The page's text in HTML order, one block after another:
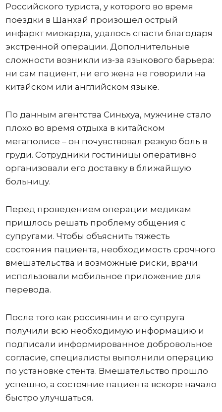
Российского туриста, у которого во время
поездки в Шанхай произошел острый
инфаркт миокарда, удалось спасти благодаря
экстренной операции. Дополнительные
сложности возникли из-за языкового барьера:
ни сам пациент, ни его жена не говорили на
китайском или английском языке.
По данным агентства Синьхуа, мужчине стало
плохо во время отдыха в китайском
мегаполисе – он почувствовал резкую боль в
груди. Сотрудники гостиницы оперативно
организовали его доставку в ближайшую
больницу.
Перед проведением операции медикам
пришлось решать проблему общения с
супругами. Чтобы объяснить тяжесть
состояния пациента, необходимость срочного
вмешательства и возможные риски, врачи
использовали мобильное приложение для
перевода.
После того как россиянин и его супруга
получили всю необходимую информацию и
подписали информированное добровольное
согласие, специалисты выполнили операцию
по установке стента. Вмешательство прошло
успешно, а состояние пациента вскоре начало
быстро улучшаться.